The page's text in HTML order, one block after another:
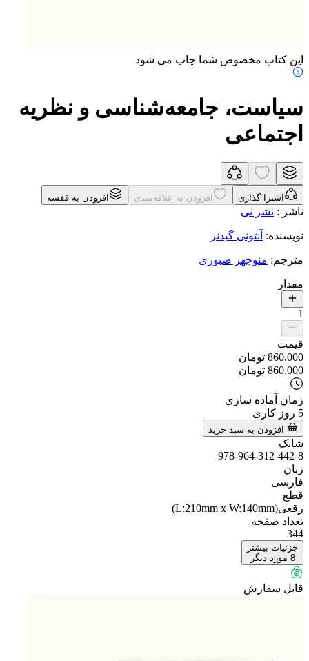
این کتاب مخصوص شما چاپ می شود
سیاست، جامعه‌شناسی و نظریه
اجتماعی
اشترا گذاری افزودن به علاقه‌مندی افزودن به قفسه
ناشر : نشر نی
نویسنده: آنتونی گیدنز
مترجم: منوچهر صبوری
مقدار
1
قیمت
860,000 تومان
860,000 تومان
زمان آماده سازی
5 روز کاری
افزودن به سبد خرید
شابک
978-964-312-442-8
زبان
فارسی
قطع
رقعی(L:210mm x W:140mm)
تعداد صفحه
344
جزئیات بیشتر
8 مورد دیگر
قابل سفارش